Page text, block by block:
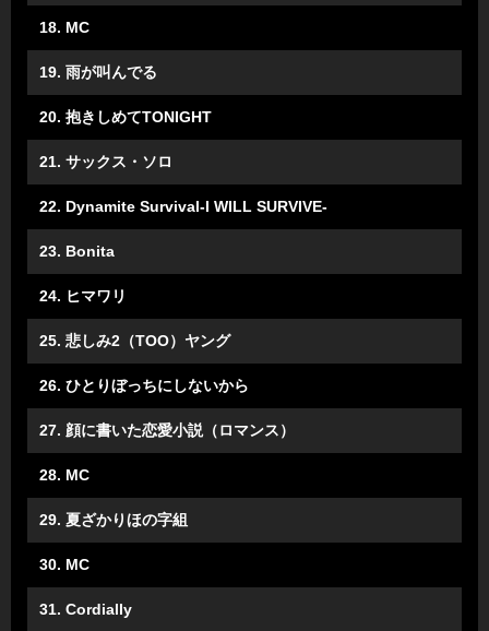
18. MC
19. 雨が叫んでる
20. 抱きしめてTONIGHT
21. サックス・ソロ
22. Dynamite Survival-I WILL SURVIVE-
23. Bonita
24. ヒマワリ
25. 悲しみ2（TOO）ヤング
26. ひとりぼっちにしないから
27. 顔に書いた恋愛小説（ロマンス）
28. MC
29. 夏ざかりほの字組
30. MC
31. Cordially